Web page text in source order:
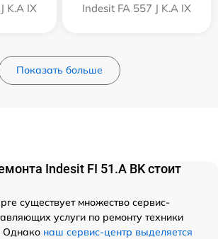
K.A IX Indesit FA 557 J K.A IX
Показать больше
Indesit FI 51.A BK стоит
существует множество сервис-
услуги по ремонту техники
Однако наш сервис-центр выделяется